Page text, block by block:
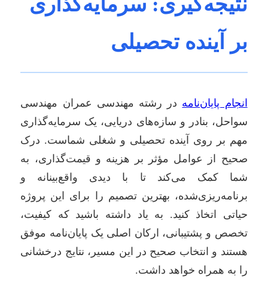
بر آینده تحصیلی
انجام پایان‌نامه در رشته مهندسی عمران مهندسی
سواحل، بنادر و سازه‌های دریایی، یک سرمایه‌گذاری
مهم بر روی آینده تحصیلی و شغلی شماست. درک
صحیح از عوامل مؤثر بر هزینه و قیمت‌گذاری، به
شما کمک می‌کند تا با دیدی واقع‌بینانه و
برنامه‌ریزی‌شده، بهترین تصمیم را برای این پروژه
حیاتی اتخاذ کنید. به یاد داشته باشید که کیفیت،
تخصص و پشتیبانی، ارکان اصلی یک پایان‌نامه موفق
هستند و انتخاب صحیح در این مسیر، نتایج درخشانی
را به همراه خواهد داشت.